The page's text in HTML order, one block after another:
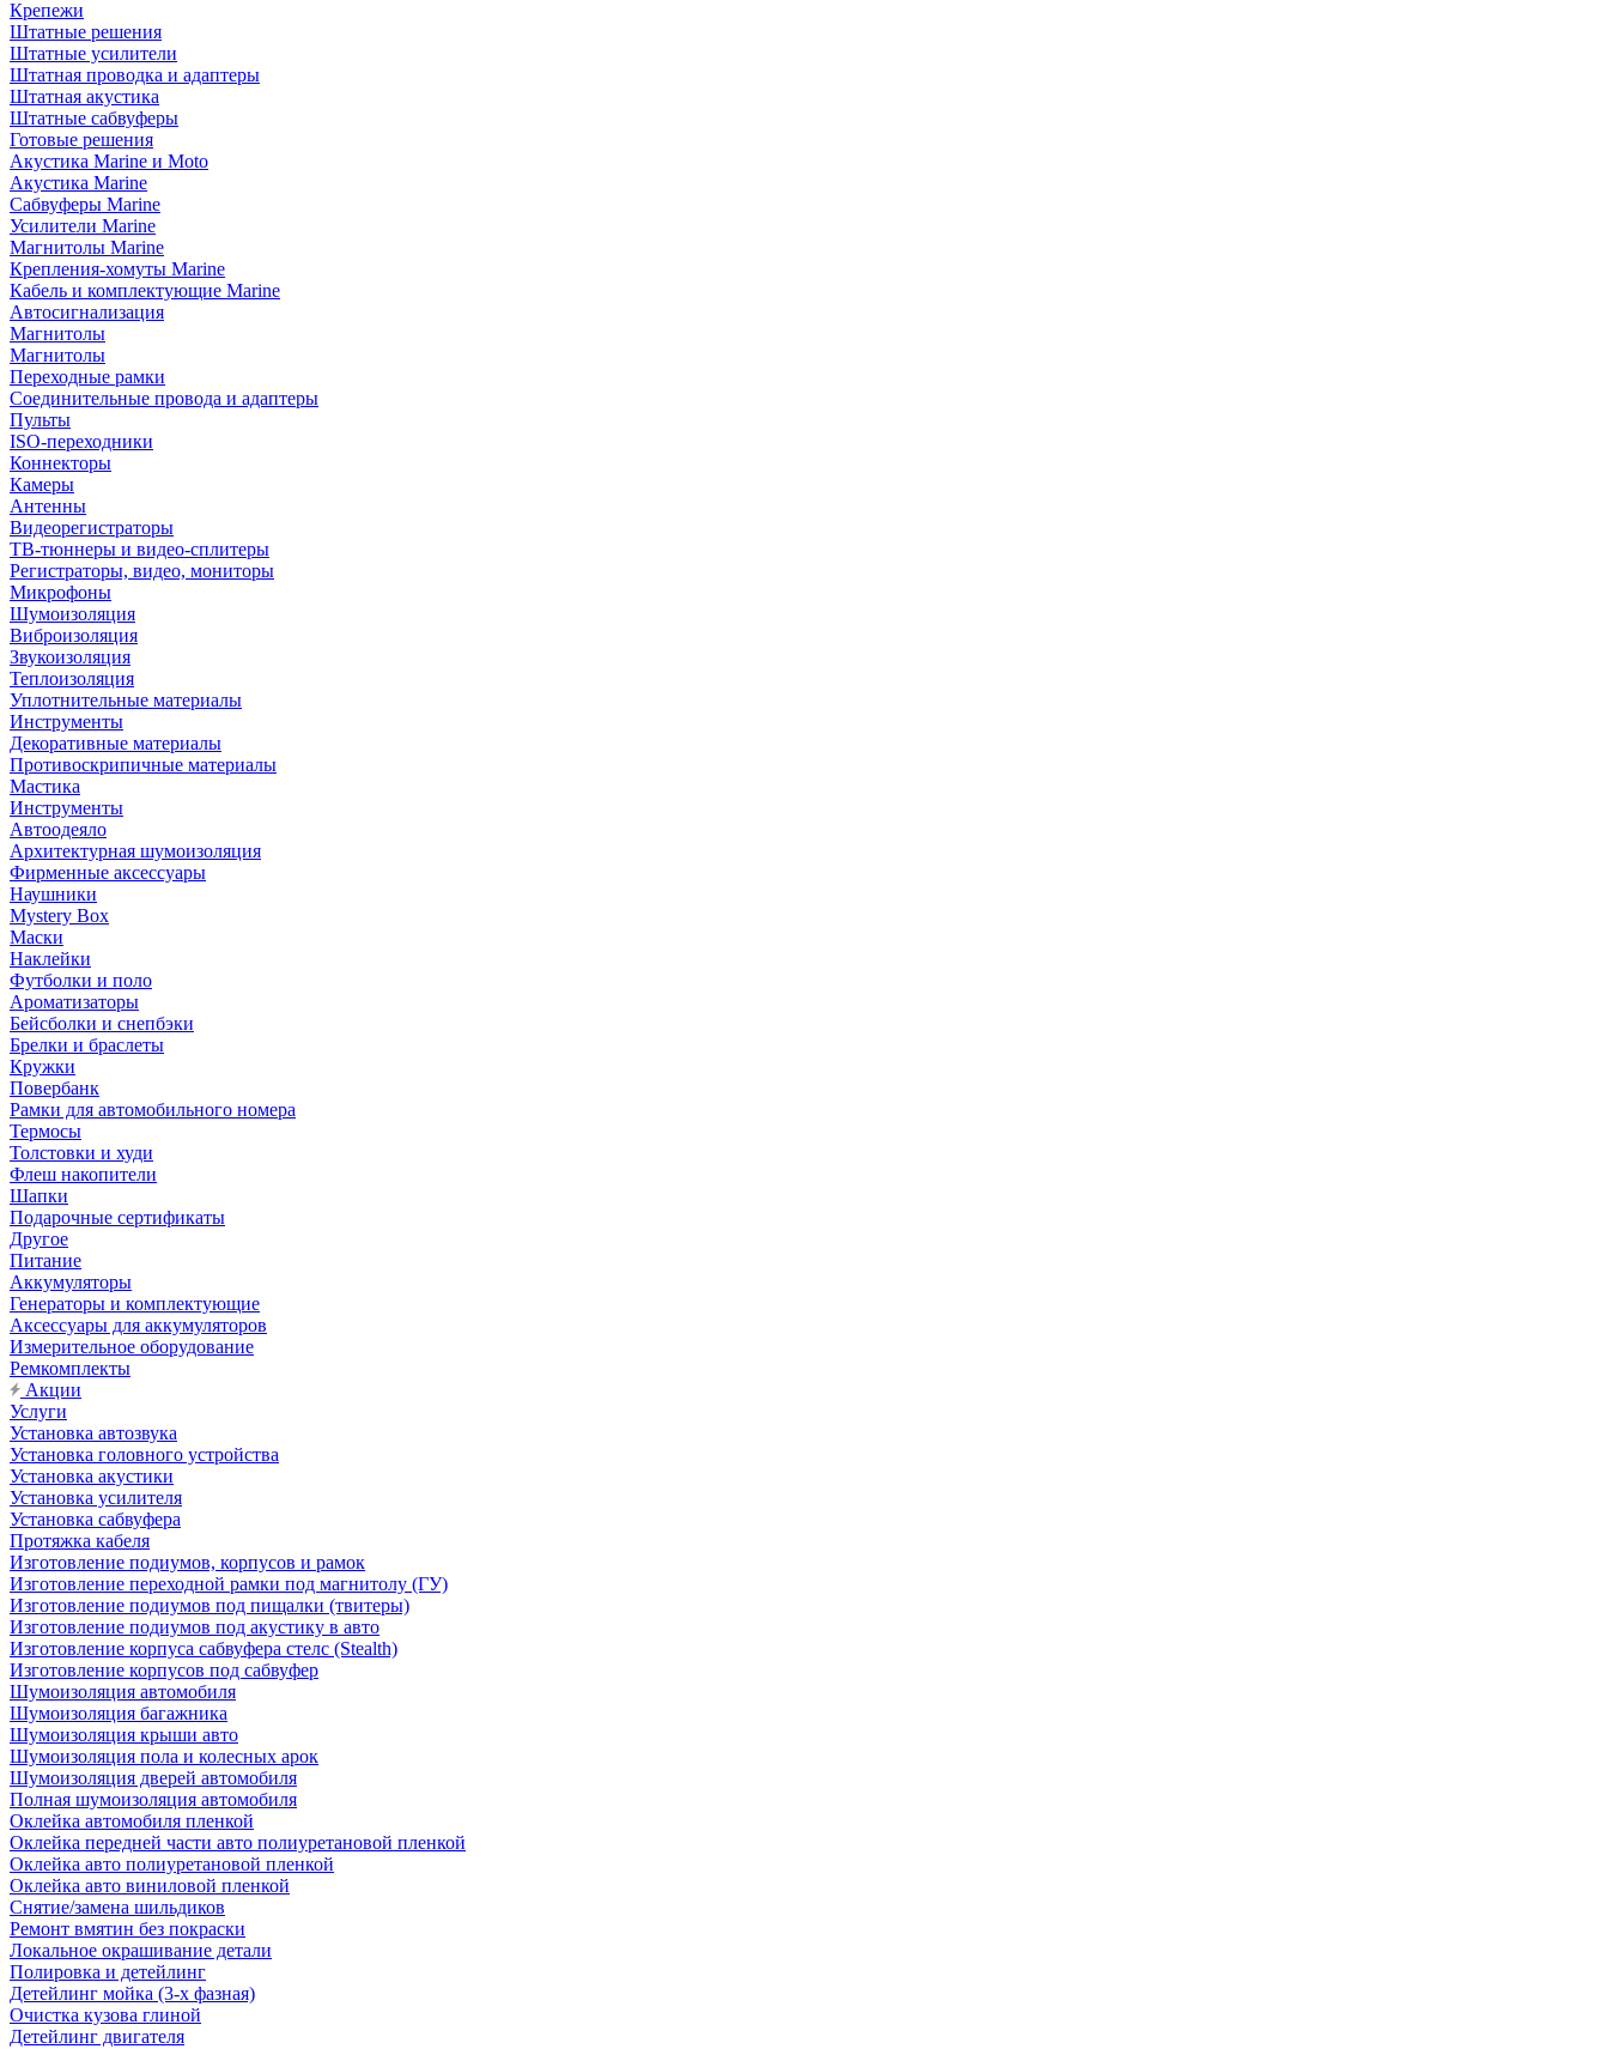
Крепежи
Штатные решения
Штатные усилители
Штатная проводка и адаптеры
Штатная акустика
Штатные сабвуферы
Готовые решения
Акустика Marine и Moto
Акустика Marine
Сабвуферы Marine
Усилители Marine
Магнитолы Marine
Крепления-хомуты Marine
Кабель и комплектующие Marine
Автосигнализация
Магнитолы
Магнитолы
Переходные рамки
Соединительные провода и адаптеры
Пульты
ISO-переходники
Коннекторы
Камеры
Антенны
Видеорегистраторы
ТВ-тюннеры и видео-сплитеры
Регистраторы, видео, мониторы
Микрофоны
Шумоизоляция
Виброизоляция
Звукоизоляция
Теплоизоляция
Уплотнительные материалы
Инструменты
Декоративные материалы
Противоскрипичные материалы
Мастика
Инструменты
Автоодеяло
Архитектурная шумоизоляция
Фирменные аксессуары
Наушники
Mystery Box
Маски
Наклейки
Футболки и поло
Ароматизаторы
Бейсболки и снепбэки
Брелки и браслеты
Кружки
Повербанк
Рамки для автомобильного номера
Термосы
Толстовки и худи
Флеш накопители
Шапки
Подарочные сертификаты
Другое
Питание
Аккумуляторы
Генераторы и комплектующие
Аксессуары для аккумуляторов
Измерительное оборудование
Ремкомплекты
Акции
Услуги
Установка автозвука
Установка головного устройства
Установка акустики
Установка усилителя
Установка сабвуфера
Протяжка кабеля
Изготовление подиумов, корпусов и рамок
Изготовление переходной рамки под магнитолу (ГУ)
Изготовление подиумов под пищалки (твитеры)
Изготовление подиумов под акустику в авто
Изготовление корпуса сабвуфера стелс (Stealth)
Изготовление корпусов под сабвуфер
Шумоизоляция автомобиля
Шумоизоляция багажника
Шумоизоляция крыши авто
Шумоизоляция пола и колесных арок
Шумоизоляция дверей автомобиля
Полная шумоизоляция автомобиля
Оклейка автомобиля пленкой
Оклейка передней части авто полиуретановой пленкой
Оклейка авто полиуретановой пленкой
Оклейка авто виниловой пленкой
Снятие/замена шильдиков
Ремонт вмятин без покраски
Локальное окрашивание детали
Полировка и детейлинг
Детейлинг мойка (3-х фазная)
Очистка кузова глиной
Детейлинг двигателя